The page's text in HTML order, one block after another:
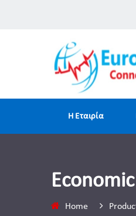
H Εταιρία
Home